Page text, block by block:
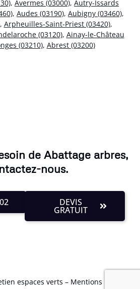
, Avermes (03000), Autry-Issards
, Audes (03190), Aubigny (03460),
, Arpheuilles-Saint-Priest (03420),
(03120), Ainay-le-Château
(03210), Abrest (03200)
de Abattage arbres,
nous.
DEVIS
GRATUIT
espaces verts – Mentions Légales